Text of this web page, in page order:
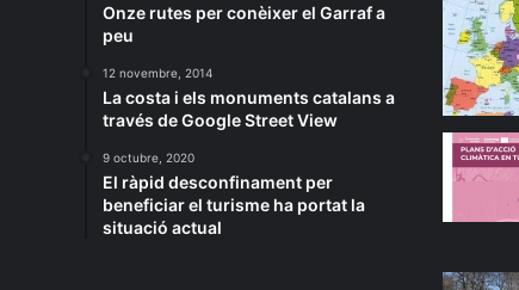
Onze rutes per conèixer el Garraf a
peu
12 novembre, 2014
La costa i els monuments catalans a
través de Google Street View
9 octubre, 2020
El ràpid desconfinament per
beneficiar el turisme ha portat la
situació actual